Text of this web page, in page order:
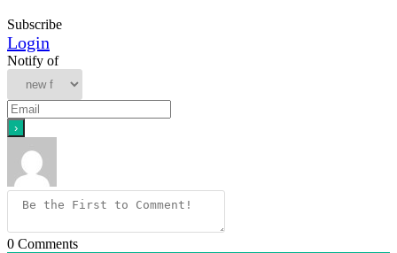
Subscribe
Login
Notify of
0 Comments